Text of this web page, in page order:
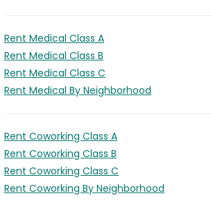
Rent Medical Class A
Rent Medical Class B
Rent Medical Class C
Rent Medical By Neighborhood
Rent Coworking Class A
Rent Coworking Class B
Rent Coworking Class C
Rent Coworking By Neighborhood